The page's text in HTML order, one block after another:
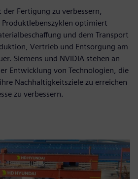
Fertigung zu verbessern,
Produktlebenszyklen optimiert
und dem Transport
Vertrieb und Entsorgung am
Siemens und NVIDIA stehen an
Entwicklung von Technologien, die
Nachhaltigkeitsziele zu erreichen
zu verbessern.